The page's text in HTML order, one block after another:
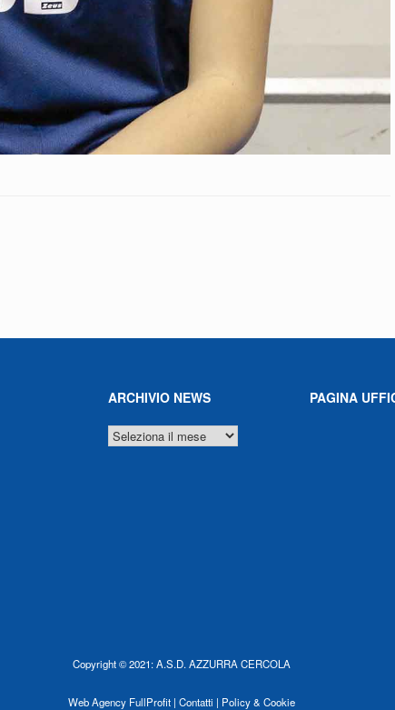
ARCHIVIO NEWS
ARCHIVIO
NEWS
PAGINA
Copyright © 2021: A.S.D. AZZURRA CERCOLA
Web Agency FullProfit | Contatti | Policy & Cookie